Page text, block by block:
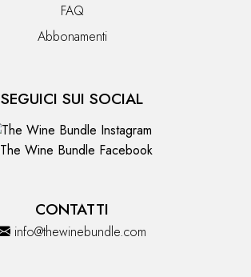
FAQ
Abbonamenti
SEGUICI SUI SOCIAL
CONTATTI
info@thewinebundle.com